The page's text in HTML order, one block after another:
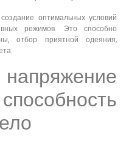
оптимальных условий
режимов. Это способно
отбор приятной одеяния,